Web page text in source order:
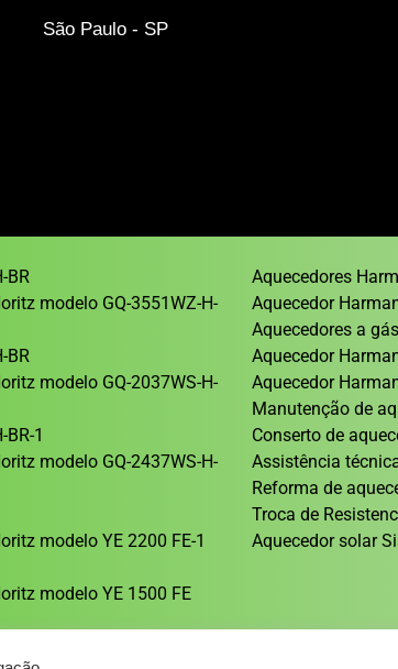
São Paulo - SP
BR
modelo GQ-3551WZ-H-
BR
modelo GQ-2037WS-H-
1
modelo GQ-2437WS-H-
modelo YE 2200 FE-1
modelo YE 1500 FE
Aquecedores
Aquecedor
Aquecedores a
Aquecedor
Aquecedor
Manutenção de
Conserto de
Assistência
Reforma de
Troca de
Aquecedor solar